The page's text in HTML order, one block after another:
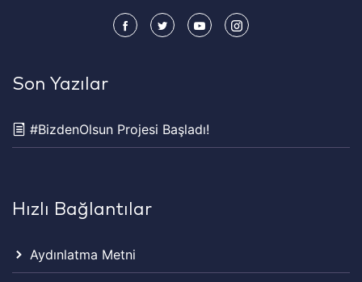
Son Yazılar
#BizdenOlsun Projesi Başladı!
Hızlı Bağlantılar
Aydınlatma Metni